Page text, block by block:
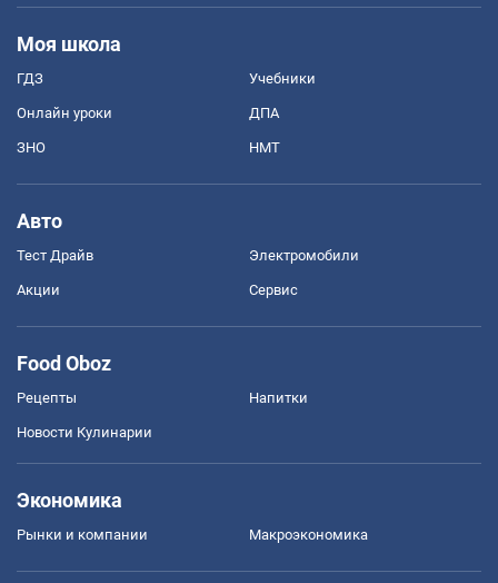
Моя школа
ГДЗ Учебники
Онлайн уроки ДПА
ЗНО НМТ
Авто
Тест Драйв Электромобили
Акции Сервис
Food Oboz
Рецепты Напитки
Новости Кулинарии
Экономика
Рынки и компании Mакроэкономика